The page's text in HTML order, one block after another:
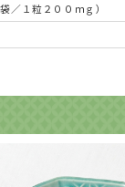
／１粒２００ｍｇ）